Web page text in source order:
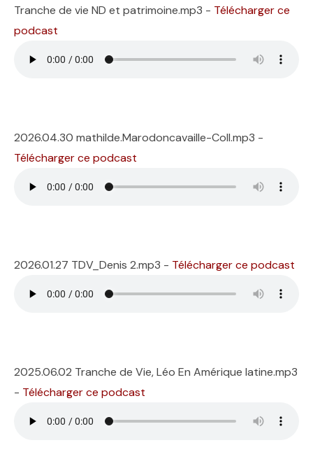
Tranche de vie ND et patrimoine.mp3 - Télécharger ce
podcast
2026.04.30 mathilde.Marodoncavaille-Coll.mp3 -
Télécharger ce podcast
2026.01.27 TDV_Denis 2.mp3 - Télécharger ce podcast
2025.06.02 Tranche de Vie, Léo En Amérique latine.mp3
- Télécharger ce podcast